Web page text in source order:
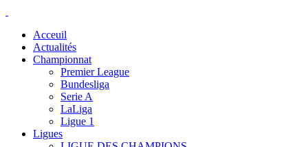
Acceuil
Actualités
Championnat
Premier League
Bundesliga
Serie A
LaLiga
Ligue 1
Ligues